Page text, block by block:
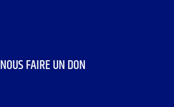
NOUS FAIRE UN DON